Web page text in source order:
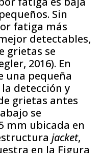
Sin
fatiga más
detectables,
grietas se
2016). En
una pequeña
detección y
grietas antes
se
mm ubicada en
jacket,
en la Figura